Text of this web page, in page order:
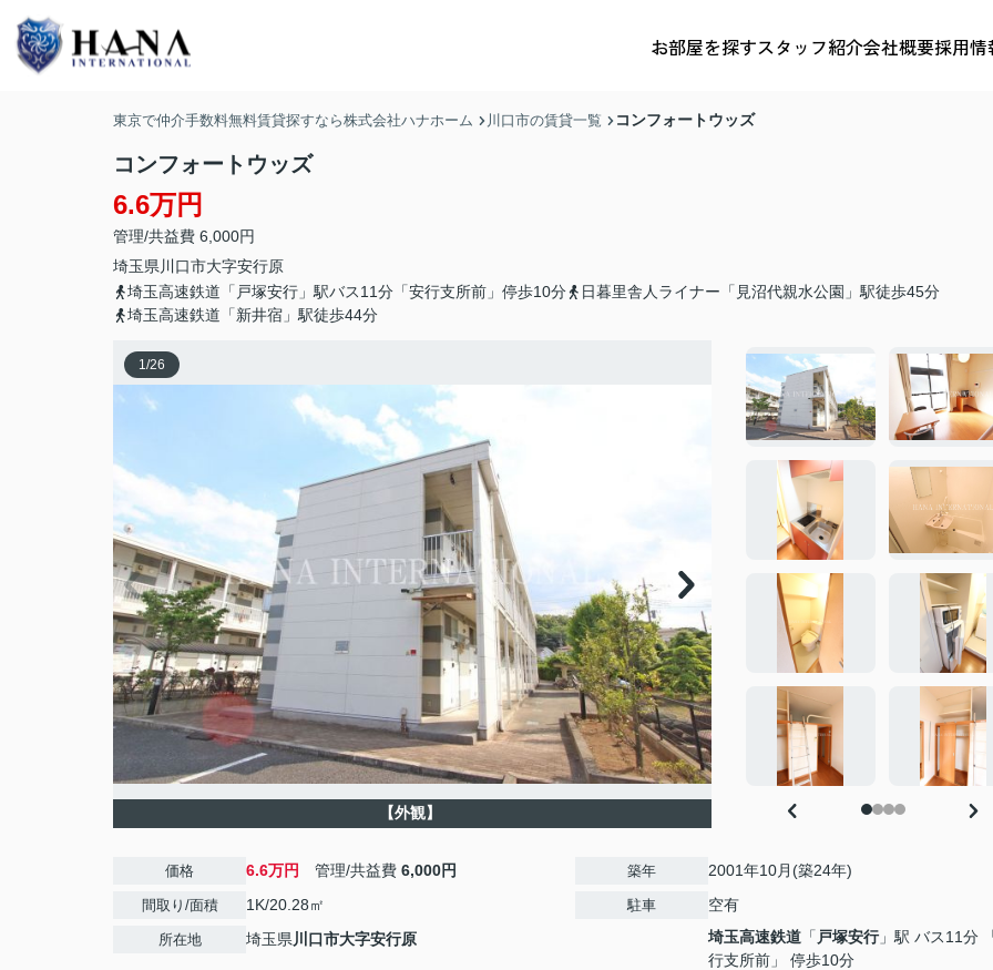
お部屋を探すスタッフ紹介会社概要採用情
東京で仲介手数料無料賃貸探すなら株式会社ハナホーム 川口市の賃貸一覧 コンフォートウッズ
コンフォートウッズ
6.6万円
管理/共益費 6,000円
埼玉県 川口市大字安行原
埼玉高速鉄道「戸塚安行」駅バス11分「安行支所前」停歩10分
日暮里舎人ライナー「見沼代親水公園」駅徒歩45分
埼玉高速鉄道「新井宿」駅徒歩44分
1/26
【外観】
価格 6.6万円 管理/共益費 6,000円
間取り/面積 1K/20.28㎡
所在地 埼玉県川口市大字安行原
築年 2001年10月(築24年)
駐車 空有
埼玉高速鉄道 「 戸塚安行」駅 バス11分
行支所前」 停歩10分